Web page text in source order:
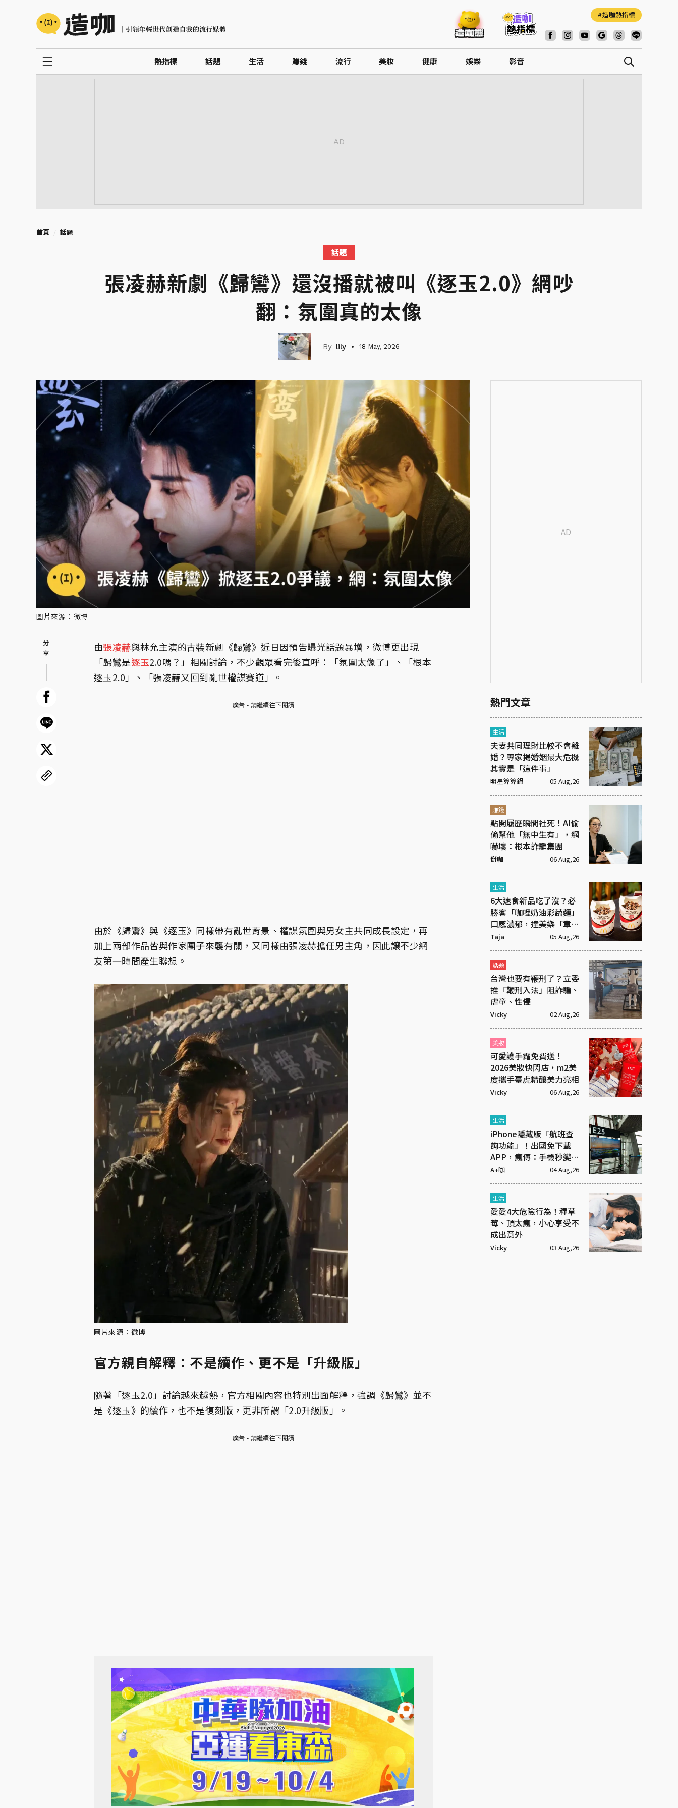
造咖熱指標
熱指標 話題 生活 賺錢 流行 美妝 健康 娛樂 影音
首頁 話題
話題
張凌赫新劇《歸鸞》還沒播就被叫《逐玉2.0》網吵
翻：氛圍真的太像
lily 18 May, 2026
圖片來源：微博
由張凌赫與林允主演的古裝新劇《歸鸞》近日因預告曝光話題暴增，微博更出現
「歸鸞是逐玉2.0嗎？」相關討論，不少觀眾看完後直呼：「氛圍太像了」、「根本
逐玉2.0」、「張凌赫又回到亂世權謀賽道」。
廣告 - 請繼續往下閱讀
由於《歸鸞》與《逐玉》同樣帶有亂世背景、權謀氛圍與男女主共同成長設定，再
加上兩部作品皆與作家團子來襲有關，又同樣由張凌赫擔任男主角，因此讓不少網
友第一時間產生聯想。
圖片來源：微博
官方親自解釋：不是續作、更不是「升級版」
隨著「逐玉2.0」討論越來越熱，官方相關內容也特別出面解釋，強調《歸鸞》並不
是《逐玉》的續作，也不是復刻版，更非所謂「2.0升級版」。
廣告 - 請繼續往下閱讀
熱門文章
生活
夫妻共同理財比較不會離
婚？專家揭婚姻最大危機
其實是「這件事」
明星算算鍋 05 Aug,26
賺錢
點開履歷瞬間社死！AI偷
偷幫他「無中生有」，網
嚇壞：根本詐騙集團
掰咖 06 Aug,26
生活
6大速食新品吃了沒？必
勝客「咖哩奶油彩蔬麵」
口感濃郁，達美樂「章魚
燒披薩」社群新寵
Taja 05 Aug,26
話題
台灣也要有鞭刑了？立委
推「鞭刑入法」阻詐騙、
虐童、性侵
Vicky 02 Aug,26
美妝
可愛護手霜免費送！
2026美妝快閃店，m2美
度攜手臺虎精釀美力亮相
Vicky 06 Aug,26
生活
iPhone隱藏版「航班查
詢功能」！出國免下載
APP，瘋傳：手機秒變機
場看板
A+咖 04 Aug,26
生活
愛愛4大危險行為！種草
莓、頂太瘋，小心享受不
成出意外
Vicky 03 Aug,26